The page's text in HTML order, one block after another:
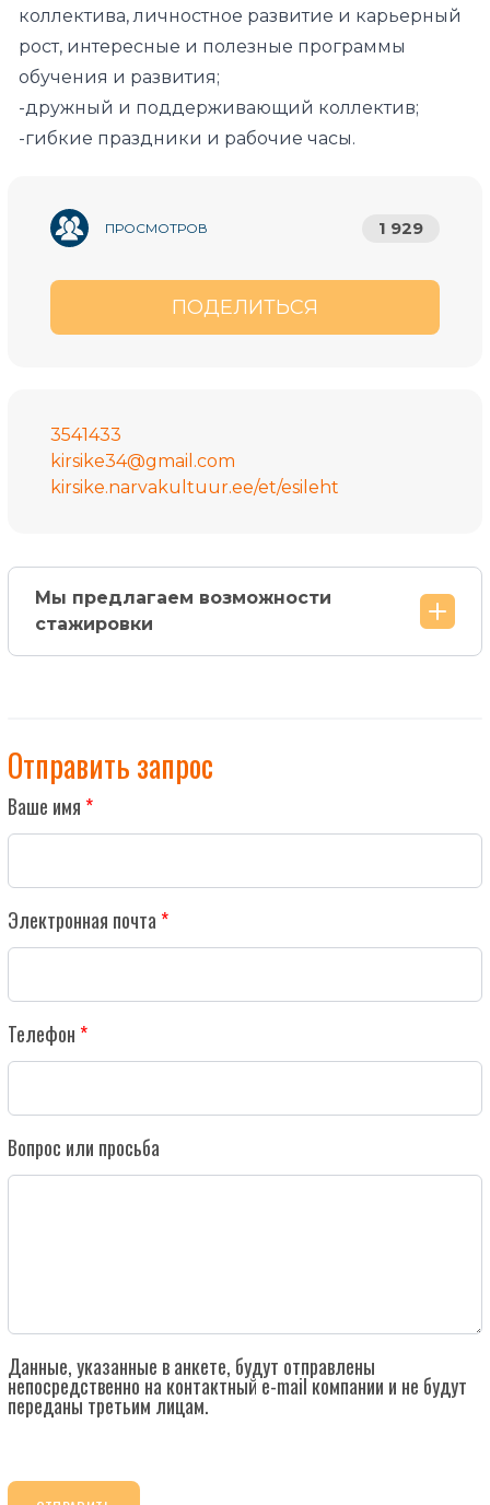
коллектива, личностное развитие и карьерный
рост, интересные и полезные программы
обучения и развития;
-дружный и поддерживающий коллектив;
-гибкие праздники и рабочие часы.
ПРОСМОТРОВ 1 929
ПОДЕЛИТЬСЯ
3541433
kirsike34@gmail.com
kirsike.narvakultuur.ee/et/esileht
Мы предлагаем возможности
стажировки
Отправить запрос
Ваше имя
Электронная почта
Телефон
Вопрос или просьба
Данные, указанные в анкете, будут отправлены
непосредственно на контактный e-mail компании и не будут
переданы третьим лицам.